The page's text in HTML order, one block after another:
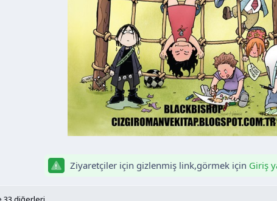
Ziyaretçiler için gizlenmiş link,görmek için Giriş